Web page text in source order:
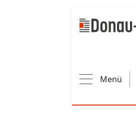
Menü